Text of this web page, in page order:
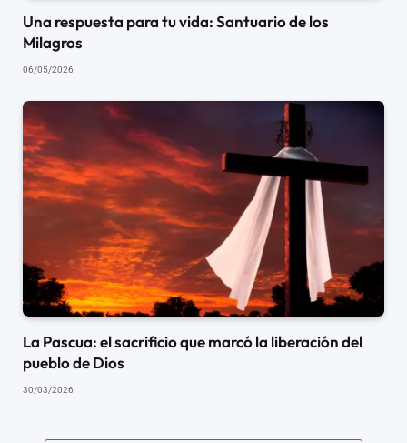
Una respuesta para tu vida: Santuario de los
Milagros
06/05/2026
La Pascua: el sacrificio que marcó la liberación del
pueblo de Dios
30/03/2026